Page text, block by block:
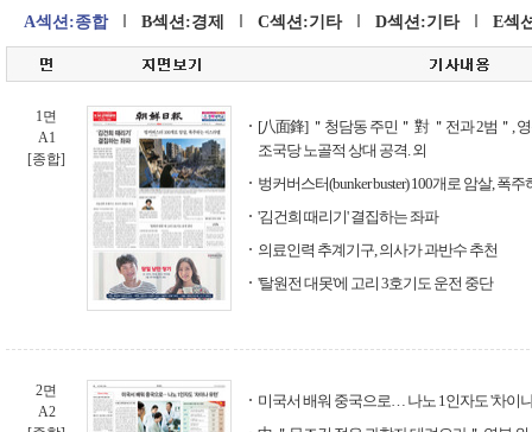
A섹션:종합 B섹션:경제 C섹션:기타 D섹션:기타 E섹
1면
A1
[종합]
[八面鋒] ＂청담동 주민＂ 對 ＂전과 2범＂,
조국당 노골적 상대 공격. 외
벙커버스터(bunker buster) 100개로 암살, 폭
'김건희 때리기' 결집하는 좌파
의료인력 추계기구, 의사가 과반수 추천
'탈원전 대못'에 고리 3호기도 운전 중단
2면
A2
미국서 배워 중국으로… 나노 1인자도 '차이